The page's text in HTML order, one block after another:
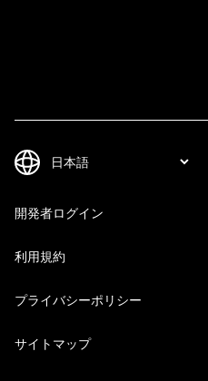
開発者ログイン
利用規約
プライバシーポリシー
サイトマップ